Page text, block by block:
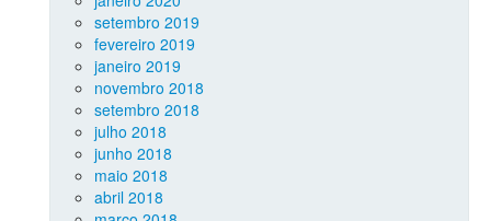
setembro 2019
fevereiro 2019
janeiro 2019
novembro 2018
setembro 2018
julho 2018
junho 2018
maio 2018
abril 2018